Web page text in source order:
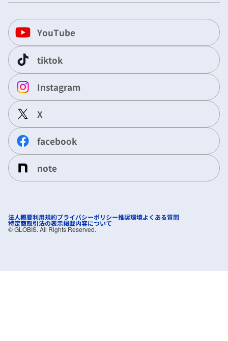
YouTube
tiktok
Instagram
X
facebook
note
法人概要利用規約プライバシーポリシー推奨環境よくある質問
特定商取引法の表示掲載内容について
©︎ GLOBIS. All Rights Reserved.